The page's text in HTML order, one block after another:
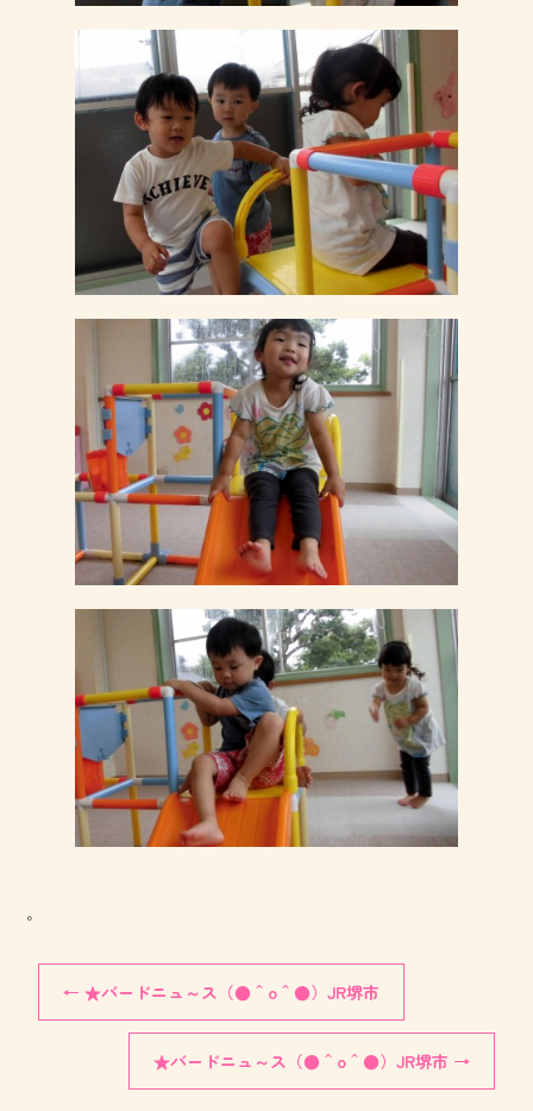
。
← ★バードニュ～ス（●＾o＾●）JR堺市
★バードニュ～ス（●＾o＾●）JR堺市 →